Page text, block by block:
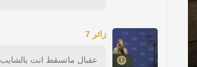
زائر 7
عقبال ماتسقط انت يالشايب